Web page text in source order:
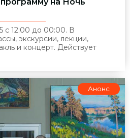
с 12:00 до 00:00. В
экскурсии, лекции,
и концерт. Действует
Анонс